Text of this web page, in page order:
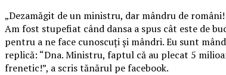
„Dezamăgit de un ministru, dar mândru de
Am fost stupefiat când dansa a spus cât este de
pentru a ne face cunoscuţi şi mândri. Eu sunt
replică: “Dna. Ministru, faptul că au plecat 5
frenetic!”, a scris tănărul pe facebook.